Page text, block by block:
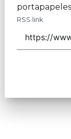
RSS link